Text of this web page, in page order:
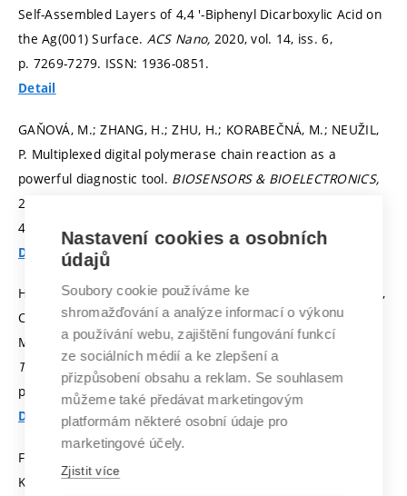
Self-Assembled Layers of 4,4 '-Biphenyl Dicarboxylic Acid on
the Ag(001) Surface. ACS Nano, 2020, vol. 14, iss. 6,
p. 7269-7279. ISSN: 1936-0851.
Detail
GAŇOVÁ, M.; ZHANG, H.; ZHU, H.; KORABEČNÁ, M.; NEUŽIL,
P. Multiplexed digital polymerase chain reaction as a
powerful diagnostic tool. BIOSENSORS & BIOELECTRONICS,
2021, vol. 181, iss. 1,
4235.
Detail
Haoqing Zhang, Ying Xu, Zdenka Fohlerova, Honglong Chang,
Ciprian Iliescu, Pavel Neuzil. LAMP-on-a-Chip: Revising
Microfluidic Platforms for Loop-Mediated DNA Amplification.
TRAC-TRENDS IN ANALYTICAL CHEMISTRY,
p. 44-53.ISSN: 0165-9936.
Detail
FLAJŠMAN, L.; WAGNER, K.; VAŇATKA, M.; GLOSS, J.;
KŘIŽÁKOVÁ, V.; SCHMID, M.; URBÁNEK, M.; SCHULTHEISS, H.
Nastavení cookies a osobních
údajů
Soubory cookie používáme ke
shromažďování a analýze informací o výkonu
a používání webu, zajištění fungování funkcí
ze sociálních médií a ke zlepšení a
přizpůsobení obsahu a reklam. Se souhlasem
můžeme také předávat marketingovým
platformám některé osobní údaje pro
marketingové účely.
Zjistit více